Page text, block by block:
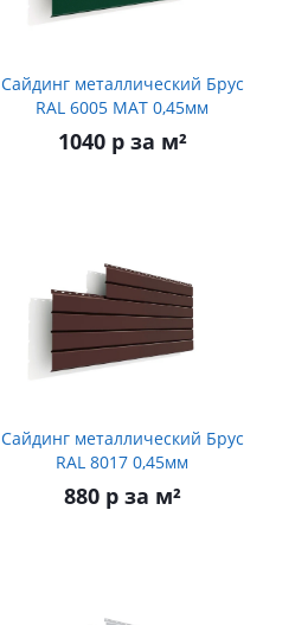
Сайдинг металлический Брус
RAL 6005 МАТ 0,45мм
1040 р за м²
Сайдинг металлический Брус
RAL 8017 0,45мм
880 р за м²